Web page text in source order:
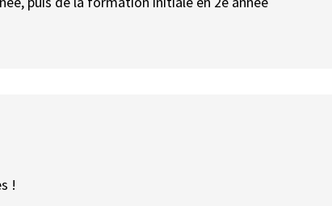
!